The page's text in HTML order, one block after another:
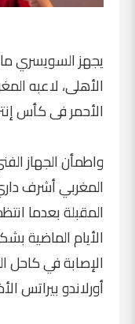
يجهز السويسري
الأهلى، لاعبه
الأحمر فى كأس
واطمأن الجهاز
المغربي أشرف
المقبلة بعدما
الأيام الماضية
الإصابة في كاحل
أورلاندو بيراتس